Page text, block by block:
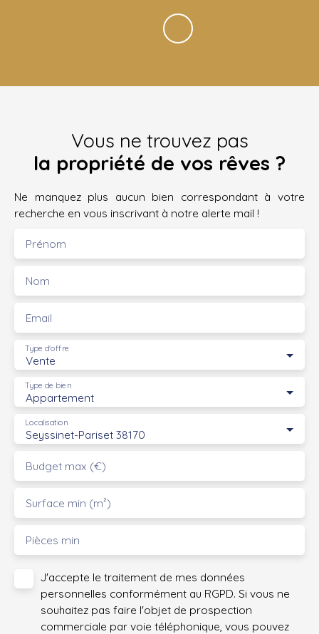
Vous ne trouvez pas
la propriété de vos rêves ?
Ne manquez plus aucun bien correspondant à votre
recherche en vous inscrivant à notre alerte mail !
Prénom
Nom
Email
Vente
Type d'offre
Appartement
Type de bien
Seyssinet-Pariset 38170
Localisation
Budget max (€)
Surface min (m²)
Pièces min
J'accepte le traitement de mes données
personnelles conformément au RGPD. Si vous ne
souhaitez pas faire l'objet de prospection
commerciale par voie téléphonique, vous pouvez